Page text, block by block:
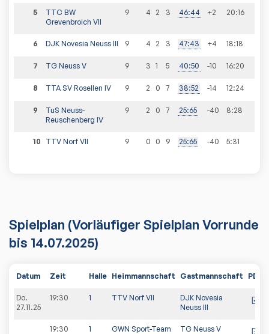
5
TTC BW
Grevenbroich VII
9 4 2 3 46:44 +2 20:16
6 DJK Novesia Neuss III 9 4 2 3 47:43 +4 18:18
7 TG Neuss V 9 3 1 5 40:50 -10 16:20
8 TTA SV Rosellen IV 9 2 0 7 38:52 -14 12:24
9
TuS Neuss-
Reuschenberg IV
9 2 0 7 25:65 -40 8:28
10 TTV Norf VII 9 0 0 9 25:65 -40 5:31
Spielplan (Vorläufiger Spielplan Vorrunde
bis 14.07.2025)
Datum Zeit Halle Heimmannschaft Gastmannschaft PDF
Do.
27.11.25
19:30 1 TTV Norf VII
DJK Novesia
Neuss III
19:30 1 GWN Sport-Team TG Neuss V